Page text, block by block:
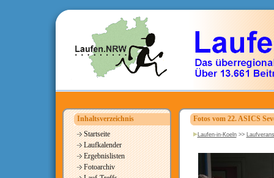
Inhaltsverzeichnis
Startseite
Laufkalender
Ergebnislisten
Fotoarchiv
Fotos vom 22. ASICS
Laufen-in-Koeln>>